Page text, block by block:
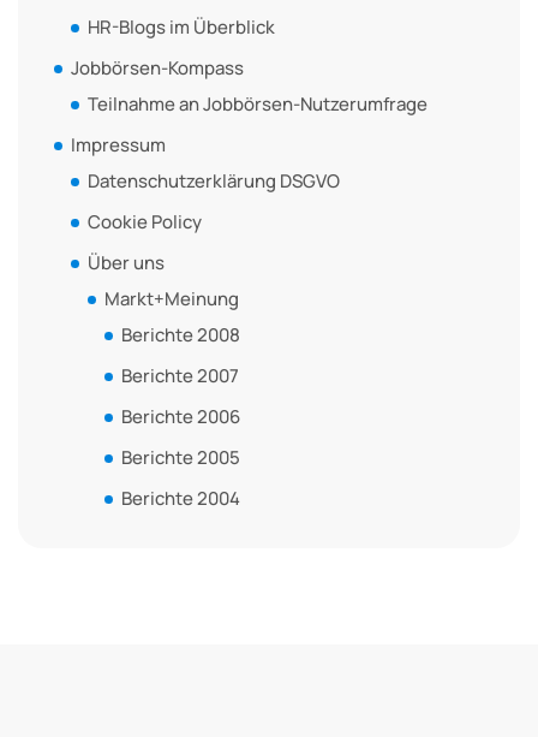
HR-Blogs im Überblick
Jobbörsen-Kompass
Teilnahme an Jobbörsen-Nutzerumfrage
Impressum
Datenschutzerklärung DSGVO
Cookie Policy
Über uns
Markt+Meinung
Berichte 2008
Berichte 2007
Berichte 2006
Berichte 2005
Berichte 2004